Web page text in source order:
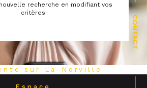
CONTACT
recherche en modifiant vos
critères
sur La-Norville
Espace